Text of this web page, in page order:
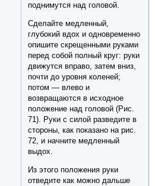
поднимутся над головой.
Сделайте медленный,
глубокий вдох и одновременно
опишите скрещенными руками
перед собой полный круг: руки
движутся вправо, затем вниз,
почти до уровня коленей;
потом — влево и
возвращаются в исходное
положение над головой (Рис.
71). Руки с силой разведите в
стороны, как показано на рис.
72, и начните медленный
выдох.
Из этого положения руки
отведите как можно дальше